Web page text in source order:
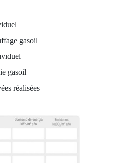
gasoil
gasoil
réalisées